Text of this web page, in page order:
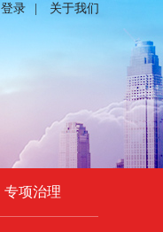
登录 关于我们
专项治理